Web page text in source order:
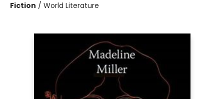
Fiction / World Literature